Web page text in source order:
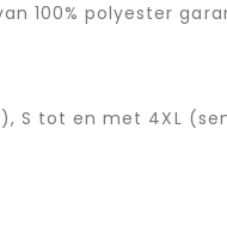
100% polyester
S tot en met 4XL